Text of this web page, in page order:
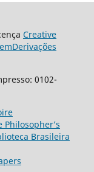
Creative
0102-
Philosopher’s
Brasileira